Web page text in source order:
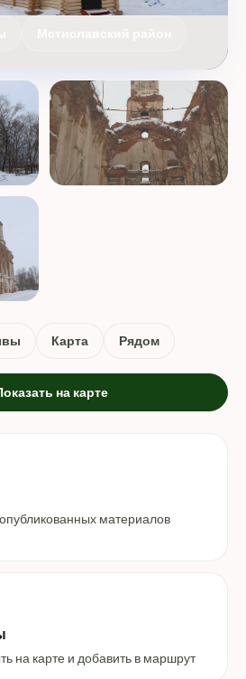
Карта Рядом
на карте
материалов
на карте и добавить в маршрут